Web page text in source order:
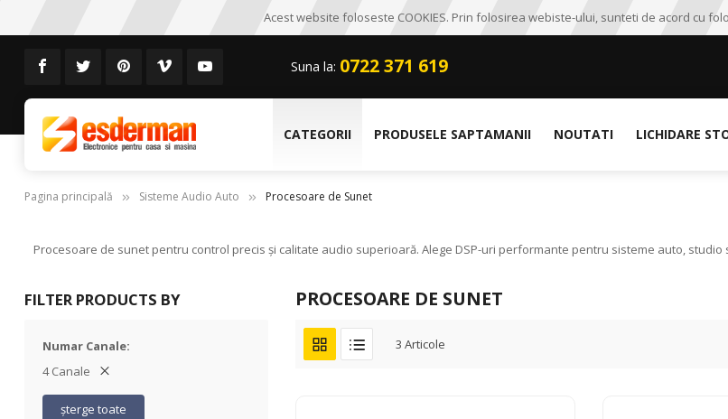
Acest website foloseste COOKIES. Prin folosirea webiste-ului, sunteti de acord cu
Suna la: 0722 371 619
CATEGORII PRODUSELE SAPTAMANII NOUTATI LICHIDARE
Pagina principală Sisteme Audio Auto Procesoare de Sunet
Procesoare de sunet pentru control precis și calitate audio superioară. Alege DSP-uri performante pentru sisteme auto, studio
PROCESOARE DE SUNET
3 Articole
FILTER PRODUCTS BY
Numar Canale
4 Canale
șterge toate